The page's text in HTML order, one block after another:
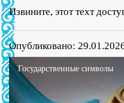
Извините, этот техт
Опубликовано:
Государственные символы